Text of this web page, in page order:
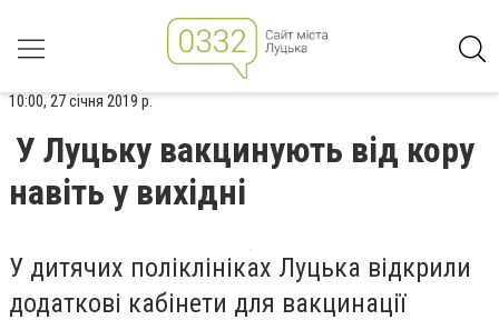
10:00, 27 січня 2019 р.
У Луцьку вакцинують від кору
навіть у вихідні
У дитячих поліклініках Луцька відкрили
додаткові кабінети для вакцинації